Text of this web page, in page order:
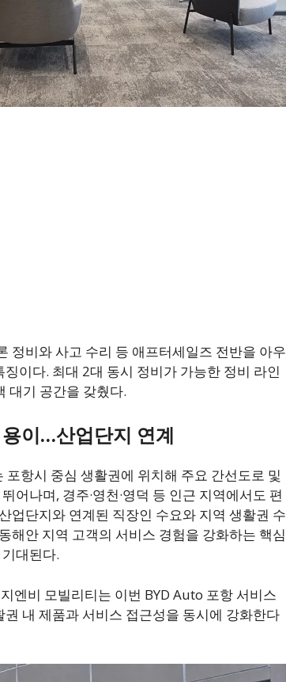
정비와 사고 수리 등 애프터세일즈 전반을 아우
이다. 최대 2대 동시 정비가 가능한 정비 라인
대기 공간을 갖췄다.
용이…산업단지 연계
항시 중심 생활권에 위치해 주요 간선도로 및
어나며, 경주·영천·영덕 등 인근 지역에서도 편
업단지와 연계된 직장인 수요와 지역 생활권 수
해안 지역 고객의 서비스 경험을 강화하는 핵심
대된다.
엔비 모빌리티는 이번 BYD Auto 포항 서비스
내 제품과 서비스 접근성을 동시에 강화한다